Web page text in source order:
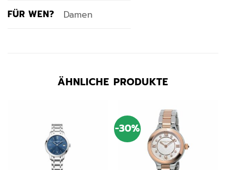
FÜR WEN? Damen
ÄHNLICHE PRODUKTE
-30%